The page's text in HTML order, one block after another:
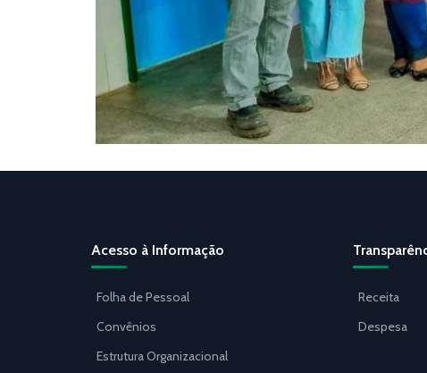
Acesso à Informação
Folha de Pessoal
Convênios
Estrutura Organizacional
Receita
Despesa